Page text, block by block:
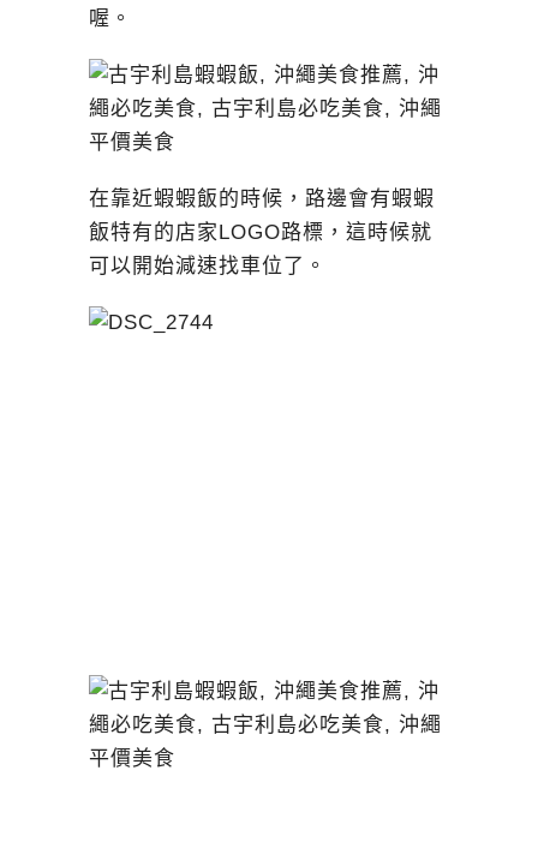
喔。
在靠近蝦蝦飯的時候，路邊會有蝦蝦
飯特有的店家LOGO路標，這時候就
可以開始減速找車位了。